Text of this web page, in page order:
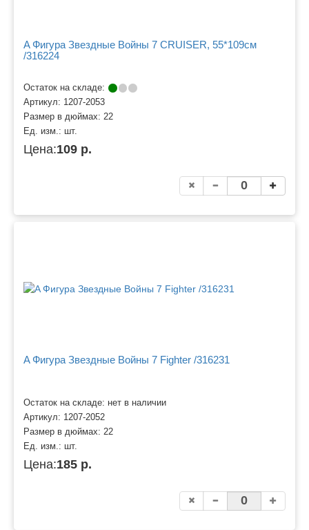
A Фигура Звездные Войны 7 CRUISER, 55*109см
/316224
Остаток на складе:
Артикул: 1207-2053
Размер в дюймах: 22
Ед. изм.: шт.
Цена:109 р.
A Фигура Звездные Войны 7 Fighter /316231
Остаток на складе: нет в наличии
Артикул: 1207-2052
Размер в дюймах: 22
Ед. изм.: шт.
Цена:185 р.